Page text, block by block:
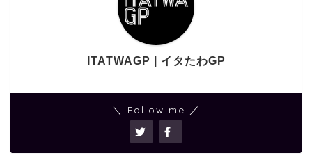
ITATWAGP | イタたわGP
＼ Follow me ／